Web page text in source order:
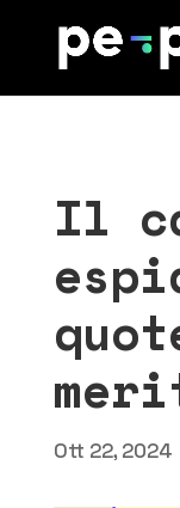
Il
Ott 22, 2024